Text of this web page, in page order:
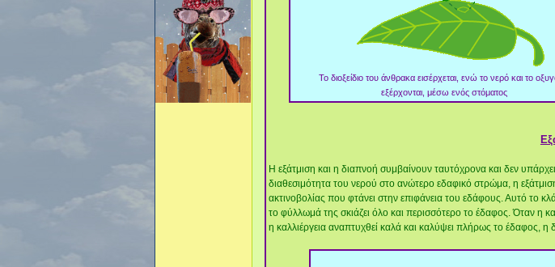
Το διοξείδιο του άνθρακα εισέρχεται, ενώ το νερό και το
εξέρχονται, μέσω ενός στόματος
Η εξάτμιση και η διαπνοή συμβαίνουν ταυτόχρονα και δεν
διαθεσιμότητα του νερού στο ανώτερο εδαφικό στρώμα, η
ακτινοβολίας που φτάνει στην επιφάνεια του εδάφους. Αυτό το
το φύλλωμά της σκιάζει όλο και περισσότερο το έδαφος. Όταν η
η καλλιέργεια αναπτυχθεί καλά και καλύψει πλήρως το έδαφος, η